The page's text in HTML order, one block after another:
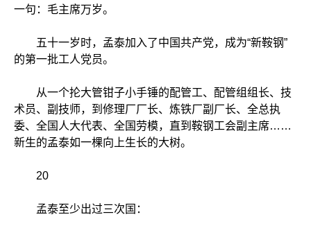
一句：毛主席万岁。
五十一岁时，孟泰加入了中国共产党，成为“新鞍钢”
的第一批工人党员。
从一个抡大管钳子小手锤的配管工、配管组组长、技
术员、副技师，到修理厂厂长、炼铁厂副厂长、全总执
委、全国人大代表、全国劳模，直到鞍钢工会副主席……
新生的孟泰如一棵向上生长的大树。
20
孟泰至少出过三次国：